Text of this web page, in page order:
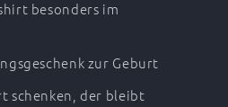
besonders im
zur Geburt
schenken, der bleibt